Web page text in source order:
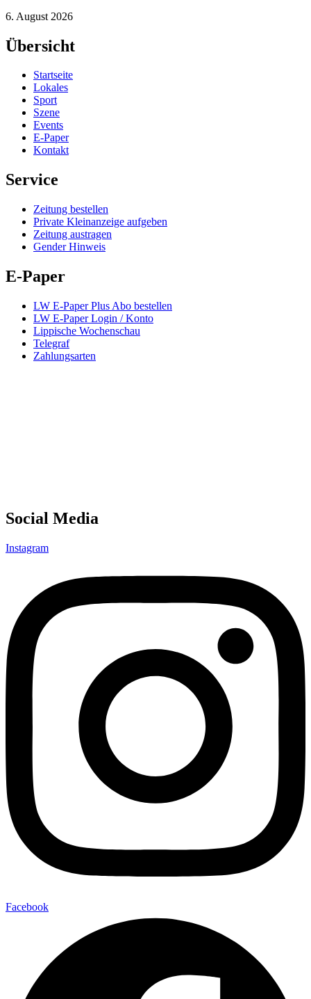
6. August 2026
Übersicht
Startseite
Lokales
Sport
Szene
Events
E-Paper
Kontakt
Service
Zeitung bestellen
Private Kleinanzeige aufgeben
Zeitung austragen
Gender Hinweis
E-Paper
LW E-Paper Plus Abo bestellen
LW E-Paper Login / Konto
Lippische Wochenschau
Telegraf
Zahlungsarten
Social Media
Instagram
Facebook